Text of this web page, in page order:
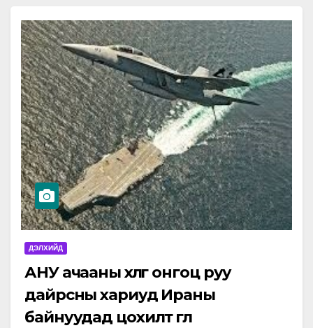
ДЭЛХИЙД
АНУ ачааны хөлөг онгоц руу
дайрсны хариуд Ираны
байнуудад цохилт өглөө